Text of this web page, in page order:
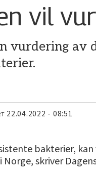
vil
vurdering
22.04.2022 - 08:51
bakterier,
skriver